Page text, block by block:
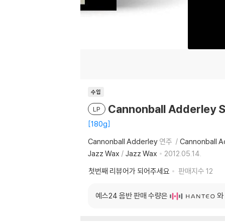
수입
LP Cannonball Adderley
180g
Cannonball Adderley 연주
Cannonball
Jazz Wax / Jazz Wax
2012.05.14.
첫번째 리뷰어가 되어주세요
판매지수 12
예스24 음반 판매 수량은 와